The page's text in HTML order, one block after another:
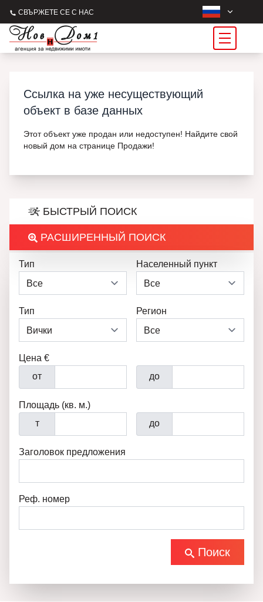
СВЪРЖЕТЕ СЕ С НАС
Ссылка на уже несуществующий
объект в базе данных
Этот объект уже продан или недоступен! Найдите свой
новый дом на странице Продажи!
БЫСТРЫЙ ПОИСК
РАСШИРЕННЫЙ ПОИСК
Тип Населенный пункт
Тип Регион
Цена €
от
до
Площадь (кв. м.)
т
до
Заголовок предложения
Реф. номер
Поиск